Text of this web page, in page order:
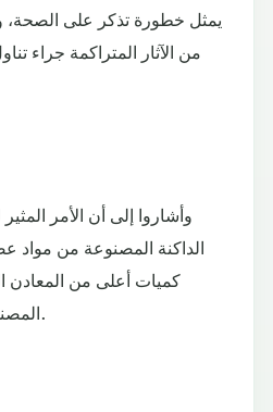
يمثل خطورة تذكر على الصحة،
من الآثار المتراكمة جراء
وأشاروا إلى أن الأمر
الداكنة المصنوعة من مواد
كميات أعلى من المعادن
المصنوعة من مواد غير عضوية.